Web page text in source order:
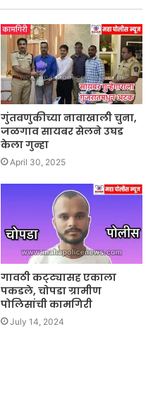
गुंतवणुकीच्या नावाखाली चुना,
जळगाव सायबर सेलने उघड
केला गुन्हा
April 30, 2025
गावठी कट्ट्यासह एकाला
पकडले, चोपडा ग्रामीण
पोलिसांची कामगिरी
July 14, 2024